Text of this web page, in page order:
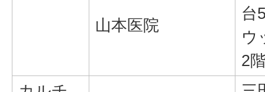
山本医院
台
ウ
2